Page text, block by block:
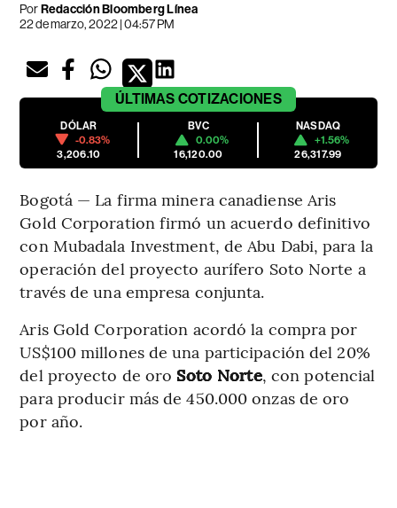
PorRedacción Bloomberg Línea
22 de marzo, 2022 | 04:57 PM
ÚLTIMAS COTIZACIONES
DÓLAR
-0.83%
3,206.10
BVC
0.00%
16,120.00
NASDAQ
+1.56%
26,317.99
Bogotá — La firma minera canadiense Aris
Gold Corporation firmó un acuerdo definitivo
con Mubadala Investment, de Abu Dabi, para la
operación del proyecto aurífero Soto Norte a
través de una empresa conjunta.
Aris Gold Corporation acordó la compra por
US$100 millones de una participación del 20%
del proyecto de oro Soto Norte, con potencial
para producir más de 450.000 onzas de oro
por año.